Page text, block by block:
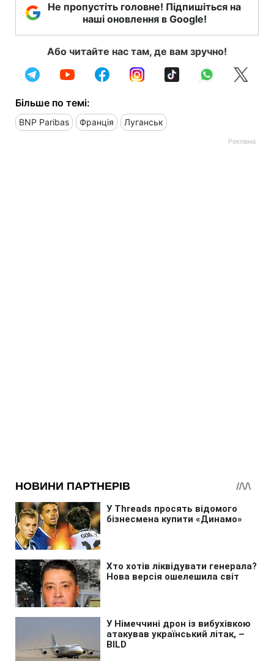
Не пропустіть головне! Підпишіться на
наші оновлення в Google!
Або читайте нас там, де вам зручно!
Більше по темі:
BNP Paribas Франція Луганськ